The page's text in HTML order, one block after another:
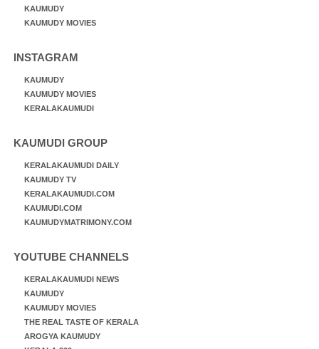
KAUMUDY
KAUMUDY MOVIES
INSTAGRAM
KAUMUDY
KAUMUDY MOVIES
KERALAKAUMUDI
KAUMUDI GROUP
KERALAKAUMUDI DAILY
KAUMUDY TV
KERALAKAUMUDI.COM
KAUMUDI.COM
KAUMUDYMATRIMONY.COM
YOUTUBE CHANNELS
KERALAKAUMUDI NEWS
KAUMUDY
KAUMUDY MOVIES
THE REAL TASTE OF KERALA
AROGYA KAUMUDY